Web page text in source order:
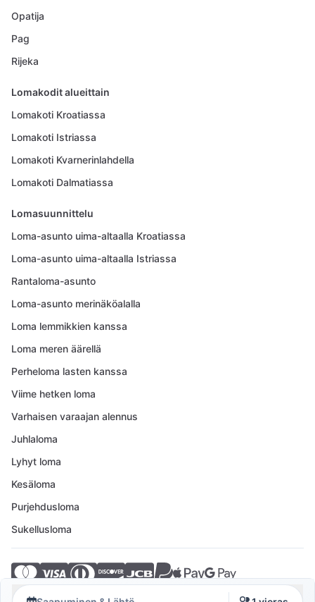
Opatija
Pag
Rijeka
Lomakodit alueittain
Lomakoti Kroatiassa
Lomakoti Istriassa
Lomakoti Kvarnerinlahdella
Lomakoti Dalmatiassa
Lomasuunnittelu
Loma-asunto uima-altaalla Kroatiassa
Loma-asunto uima-altaalla Istriassa
Rantaloma-asunto
Loma-asunto merinäköalalla
Loma lemmikkien kanssa
Loma meren äärellä
Perheloma lasten kanssa
Viime hetken loma
Varhaisen varaajan alennus
Juhlaloma
Lyhyt loma
Kesäloma
Purjehdusloma
Sukellusloma
© 2026 Crovillas GmbH